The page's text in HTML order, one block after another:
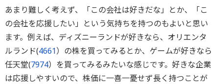
あまり難しく考えず、「この会社は好きだな」とか、「こ
の会社を応援したい」という気持ちを持つのもよいと思い
ます。例えば、ディズニーランドが好きなら、オリエンタ
ルランド(4661）の株を買ってみるとか、ゲームが好きなら
任天堂(7974）を買ってみるみたいな感じです。好きな企業
は応援しやすいので、株価に一喜一憂せず長く持つことが